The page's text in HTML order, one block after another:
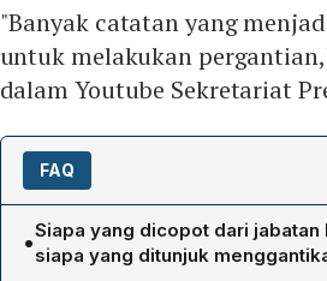
"Banyak catatan yang
untuk melakukan
dalam Youtube Sekretariat
FAQ
•Siapa yang dicopot dari jabatan
siapa yang ditunjuk